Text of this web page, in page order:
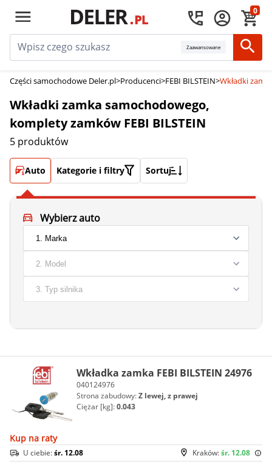
0
Zaawansowane
Części samochodowe Deler.pl>Producenci>FEBI BILSTEIN>Wkładki
Wkładki zamka samochodowego,
komplety zamków FEBI BILSTEIN
5 produktów
Auto Kategorie i filtry Sortuj
Wybierz auto
Wkładka zamka FEBI BILSTEIN 24976
040124976
Strona zabudowy:Z lewej, z prawej
Ciężar [kg]:0.043
Kup na raty
Kraków:śr. 12.08
U ciebie:śr. 12.08